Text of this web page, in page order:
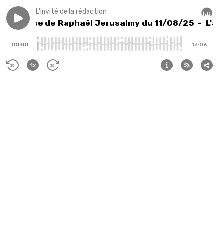
Play episode L'analyse de Raphaël Jerusalmy du 11/08/25
L'invité de la rédaction
L'analyse de Raphaël Jerusalmy du 11/08/25 -
00:00 13:06
30 1x 30